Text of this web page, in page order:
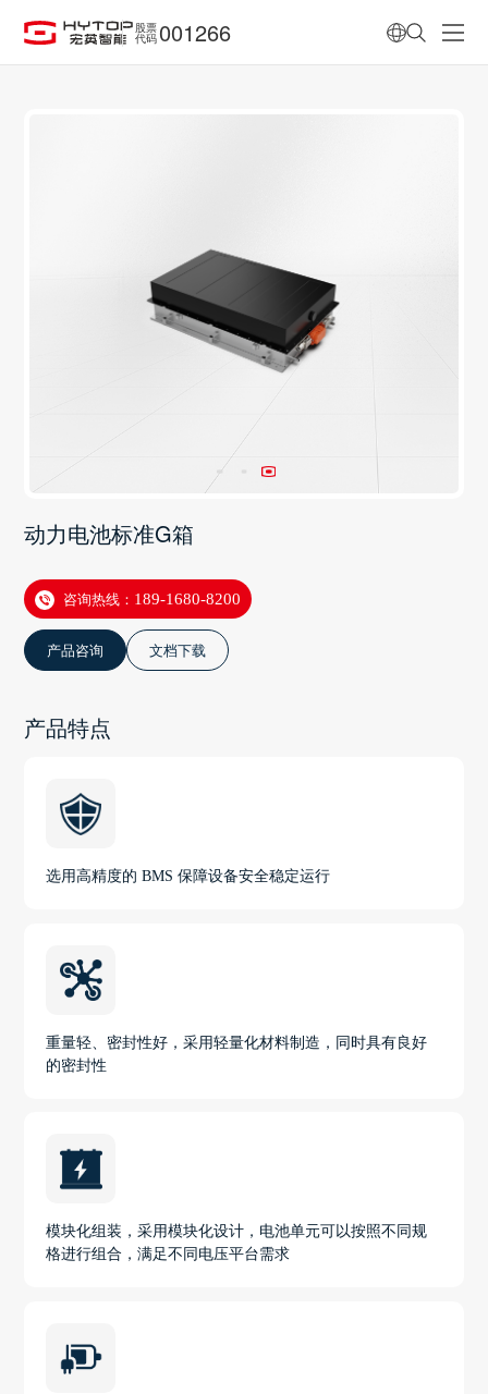
股票
代码 001266
动力电池标准G箱
咨询热线： 189-1680-8200
产品咨询 文档下载
产品特点
选用高精度的 BMS 保障设备安全稳定运行
重量轻、密封性好，采用轻量化材料制造，同时具有良好
的密封性
模块化组装，采用模块化设计，电池单元可以按照不同规
格进行组合，满足不同电压平台需求